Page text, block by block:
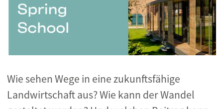
Wie sehen Wege in eine zukunftsfähige
Landwirtschaft aus? Wie kann der Wandel